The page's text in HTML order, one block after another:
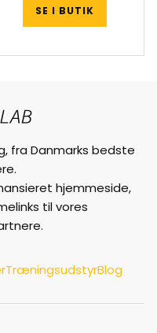
SE I BUTIK
fra Danmarks bedste
hjemmeside,
til vores
TræningsudstyrBlog